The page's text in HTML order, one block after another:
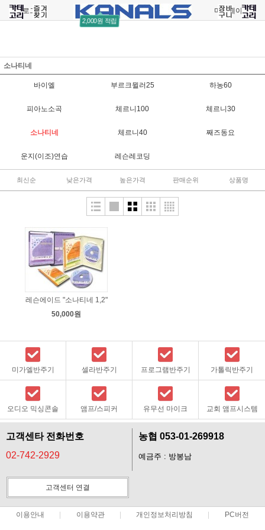
로그인 회원가입
2,000원 적립
주문조회 마이페이지
소나티네
바이엘 부르크뮐러25 하농60
피아노소곡 체르니100 체르니30
소나티네 체르니40 째즈동요
운지(이조)연습 레슨레코딩
최신순 낮은가격 높은가격 판매순위 상품명
레슨에이드 "소나티네 1,2"
50,000원
미가엘반주기 셀라반주기 프로그램반주기 가톨릭반주기
오디오 믹싱콘솔 앰프/스피커 유무선 마이크 교회 앰프시스템
고객센타 전화번호
02-742-2929
농협 053-01-269918
예금주 : 방봉남
고객센터 연결
이용안내 이용약관 개인정보처리방침 PC버전